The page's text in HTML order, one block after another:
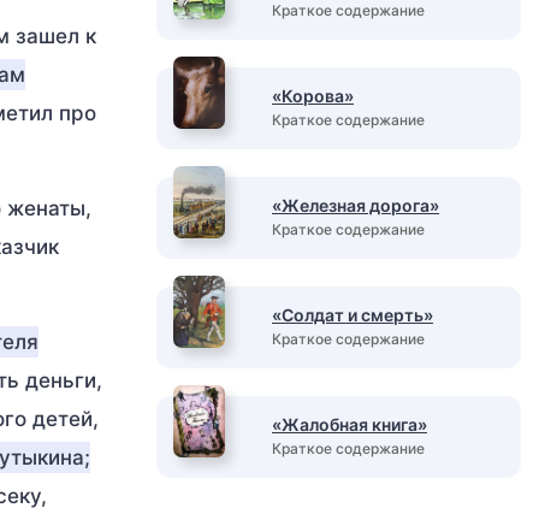
зашел к
про
женаты,
деньги,
детей,
Краткое содержание
«Корова»
Краткое содержание
«Железная дорога»
Краткое содержание
«Солдат и смерть»
Краткое содержание
«Жалобная книга»
Краткое содержание